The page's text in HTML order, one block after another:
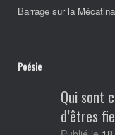
Barrage sur la
Poésie
Qui sont
d’êtres